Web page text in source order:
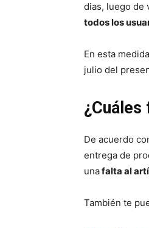
dias, luego de
todos los
En esta
julio del
De acuerdo
entrega de
unafalta al
También te